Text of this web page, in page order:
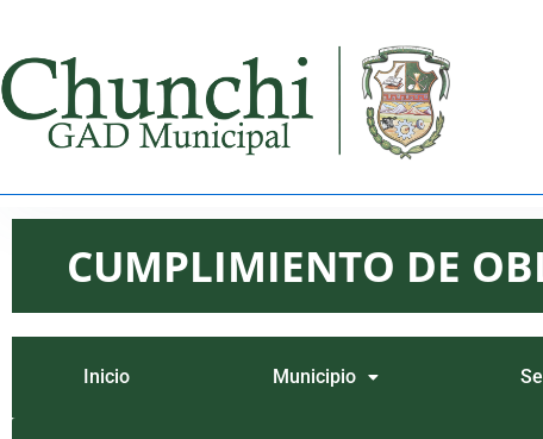
CUMPLIMIENTO DE
Inicio Municipio